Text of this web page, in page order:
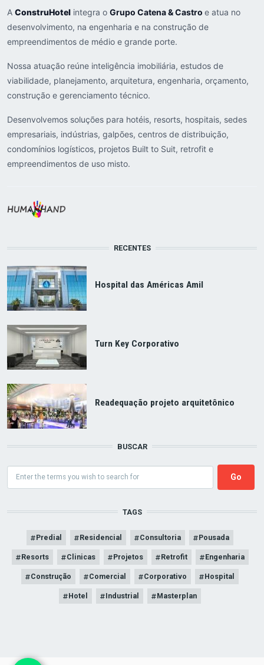
A ConstruHotelintegra o Grupo Catena & Castro e atua no
desenvolvimento, na engenharia e na construção de
empreendimentos de médio e grande porte.
Nossa atuação reúne inteligência imobiliária, estudos de
viabilidade, planejamento, arquitetura, engenharia, orçamento,
construção e gerenciamento técnico.
Desenvolvemos soluções para hotéis, resorts, hospitais, sedes
empresariais, indústrias, galpões, centros de distribuição,
condomínios logísticos, projetos Built to Suit, retrofit e
empreendimentos de uso misto.
RECENTES
Hospital das Américas Amil
Turn Key Corporativo
Readequação projeto arquitetônico
BUSCAR
TAGS
Predial Residencial Consultoria Pousada
Resorts Clinicas Projetos Retrofit Engenharia
Construção Comercial Corporativo Hospital
Hotel Industrial Masterplan